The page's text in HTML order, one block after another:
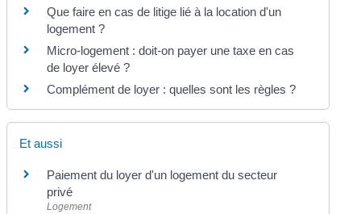
Que faire en cas de litige lié à la location d'un
logement ?
Micro-logement : doit-on payer une taxe en cas
de loyer élevé ?
Complément de loyer : quelles sont les règles ?
Et aussi
Paiement du loyer d'un logement du secteur
privé
Logement